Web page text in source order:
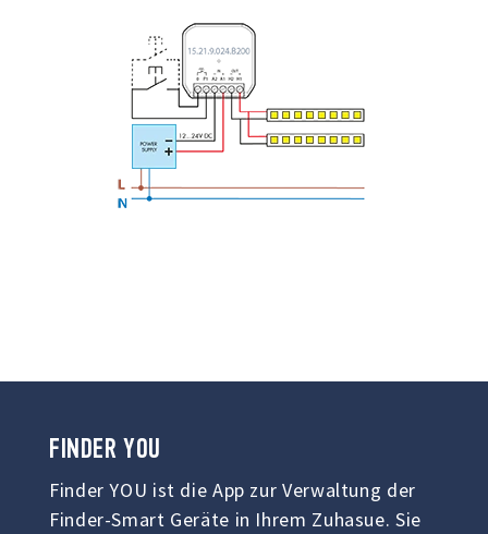
FINDERYOU
Finder YOU ist die App zur Verwaltung der
Finder-Smart Geräte in Ihrem Zuhasue. Sie